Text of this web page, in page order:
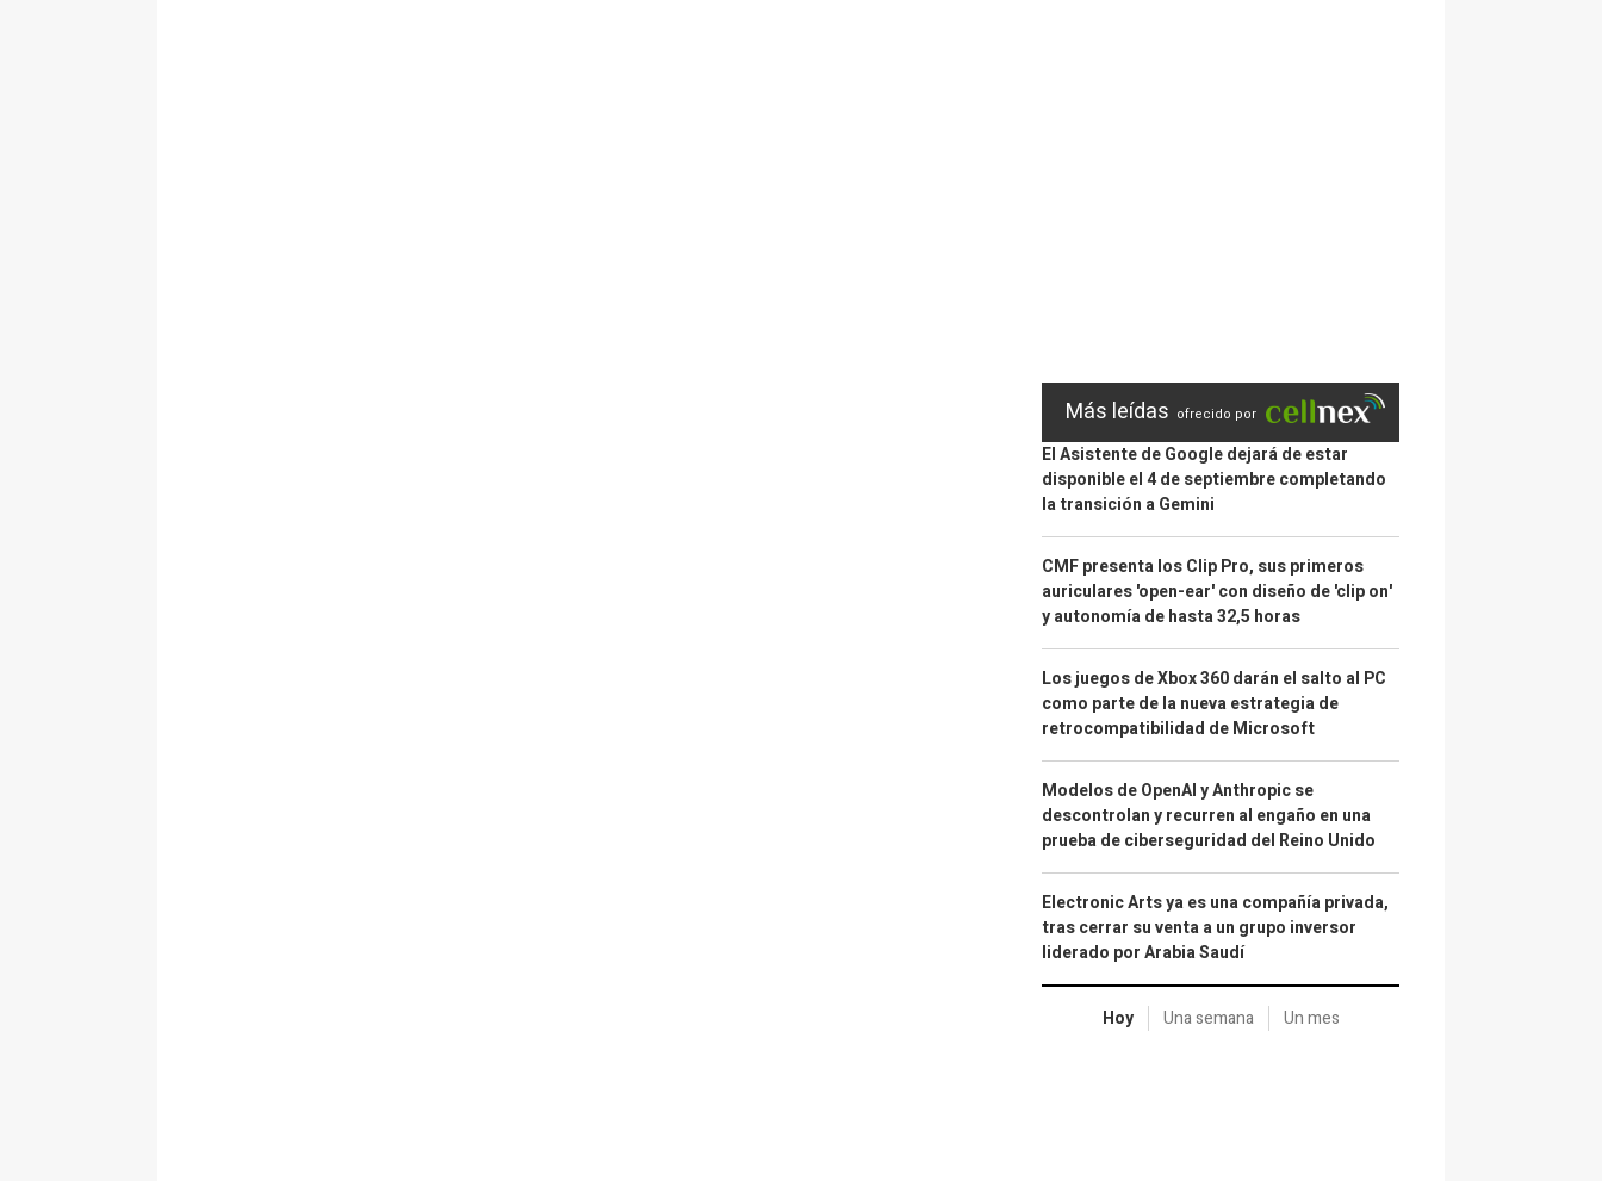
Más leídas ofrecido por
El Asistente de Google dejará de estar
disponible el 4 de septiembre completando
la transición a Gemini
CMF presenta los Clip Pro, sus primeros
auriculares 'open-ear' con diseño de 'clip on'
y autonomía de hasta 32,5 horas
Los juegos de Xbox 360 darán el salto al PC
como parte de la nueva estrategia de
retrocompatibilidad de Microsoft
Modelos de OpenAI y Anthropic se
descontrolan y recurren al engaño en una
prueba de ciberseguridad del Reino Unido
Electronic Arts ya es una compañía privada,
tras cerrar su venta a un grupo inversor
liderado por Arabia Saudí
Hoy Una semana Un mes